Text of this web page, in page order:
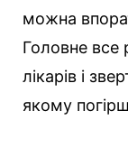
можна
Головне все
лікарів і
якому